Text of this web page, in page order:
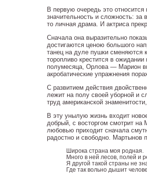
В первую очередь это
значительность и сложность: за
то личная драма. И актриса
Сначала она выразительно
достигаются ценою большого
танец на дуле пушки
торопливо крестится в
полумесяца, Орлова — Марион
акробатические упражнения
С развитием действия
лежит на полу своей уборной и
труд американской
В эту унылую жизнь входит
добрый, с восторгом смотрит на
любовью приходит сначала
радостно и свободно. Мартынов
Широка страна моя родная.
Много в ней лесов, полей и
Я другой такой страны не
Где так вольно дышит